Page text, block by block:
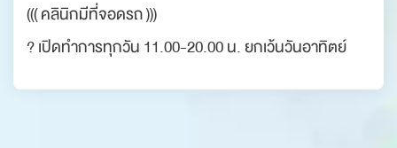
((( คลินิกมีที่จอดรถ )))
? เปิดทำการทุกวัน 11.00-20.00 น. ยกเว้นวันอาทิตย์